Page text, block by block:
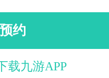
预约
载九游APP